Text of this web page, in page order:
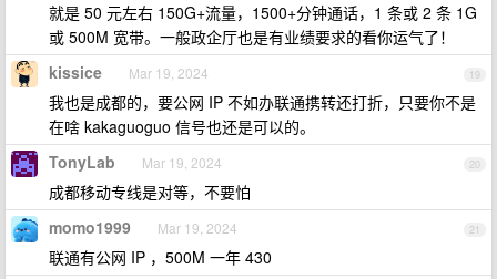
就是 50 元左右 150G+流量，1500+分钟通话，1 条或 2 条 1G
或 500M 宽带。一般政企厅也是有业绩要求的看你运气了！
19
kissice Mar 19, 2024
我也是成都的，要公网 IP 不如办联通携转还打折，只要你不是
在啥 kakaguoguo 信号也还是可以的。
20
TonyLab Mar 19, 2024
成都移动专线是对等，不要怕
21
momo1999 Mar 19, 2024
联通有公网 IP ，500M 一年 430